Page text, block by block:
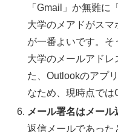
「Gmail」か無難に
大学のメアドがス
が一番よいです。そ
大学のメールアドレ
た、Outlookのアプ
なため、現時点では
メール署名はメール
返信メールであった